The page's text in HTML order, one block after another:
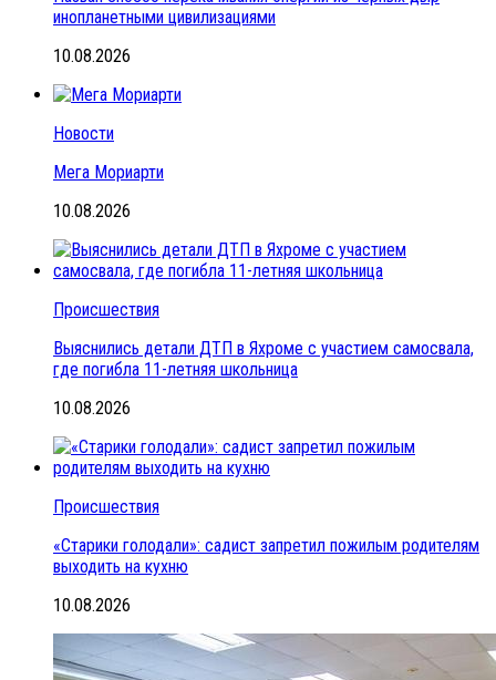
инопланетными цивилизациями
10.08.2026
Новости
Мега Мориарти
10.08.2026
Происшествия
Выяснились детали ДТП в Яхроме с участием самосвала,
где погибла 11-летняя школьница
10.08.2026
Происшествия
«Старики голодали»: садист запретил пожилым родителям
выходить на кухню
10.08.2026